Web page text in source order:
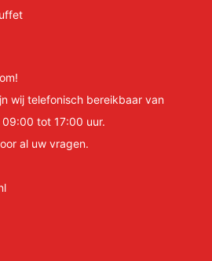
wij telefonisch bereikbaar van
tot 17:00 uur.
al uw vragen.